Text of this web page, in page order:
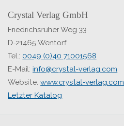
Crystal Verlag GmbH
Friedrichsruher Weg 33
D-21465 Wentorf
Tel.: 0049 (0)40 71001568
E-Mail:info@crystal-verlag.com
Website:www.crystal-verlag.com
Letzter Katalog